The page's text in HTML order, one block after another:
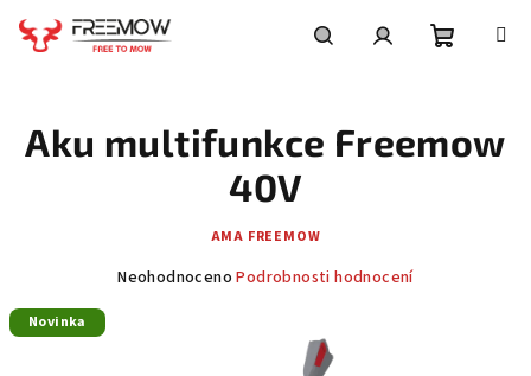
obsah
košík
Aku multifunkce Freemow
40V
AMA FREEMOW
Průměrné
Neohodnoceno Podrobnosti hodnocení
Novinka